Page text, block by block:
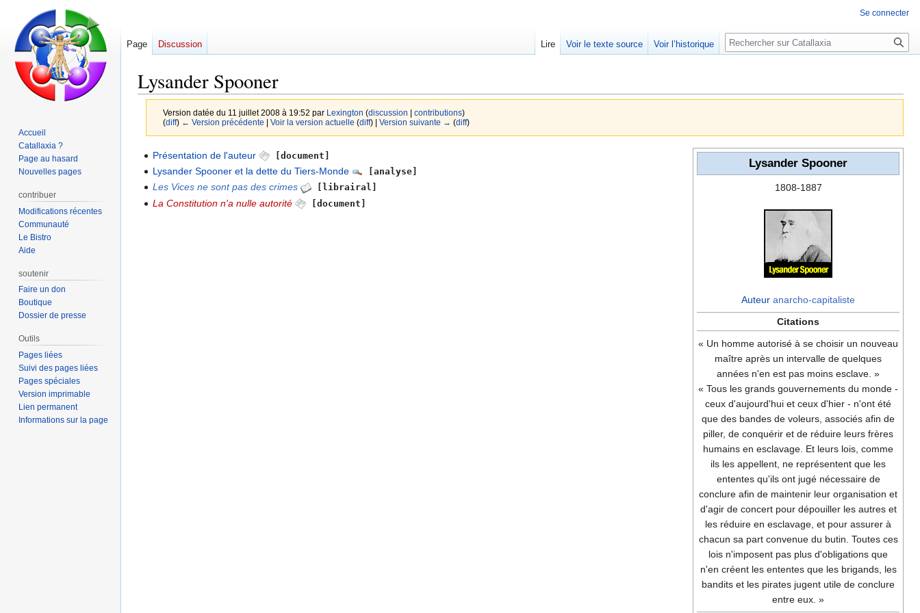
Lysander Spooner
Version datée du 11 juillet 2008 à 19:52 par Lexington (discussion contributions)
(diff) ← Version précédente Voir la version actuelle (diff) | Version suivante → (diff)
Aller
navigation
Aller
recherche
Lysander Spooner
1808-1887
Auteur anarcho-capitaliste
Citations
« Un homme autorisé à se choisir un nouveau
maître après un intervalle de quelques
années n'en est pas moins esclave. »
« Tous les grands gouvernements du monde -
ceux d'aujourd'hui et ceux d'hier - n'ont été
que des bandes de voleurs, associés afin de
piller, de conquérir et de réduire leurs frères
humains en esclavage. Et leurs lois, comme
ils les appellent, ne représentent que les
ententes qu'ils ont jugé nécessaire de
conclure afin de maintenir leur organisation et
d'agir de concert pour dépouiller les autres et
les réduire en esclavage, et pour assurer à
chacun sa part convenue du butin. Toutes ces
lois n'imposent pas plus d'obligations que
n'en créent les ententes que les brigands, les
bandits et les pirates jugent utile de conclure
entre eux. »
Présentation de l'auteur [document]
Lysander Spooner et la dette du Tiers-Monde [analyse]
Les Vices ne sont pas des crimes [librairal]
La Constitution n'a nulle autorité [document]
Se connecter
Page Discussion Lire Voir le texte source Voir l’historique Rechercher
Accueil
Catallaxia ?
Page au hasard
Nouvelles pages
contribuer
Modifications récentes
Communauté
Le Bistro
Aide
soutenir
Faire un don
Boutique
Dossier de presse
Outils
Pages liées
Suivi des pages liées
Pages spéciales
Version imprimable
Lien permanent
Informations sur la page